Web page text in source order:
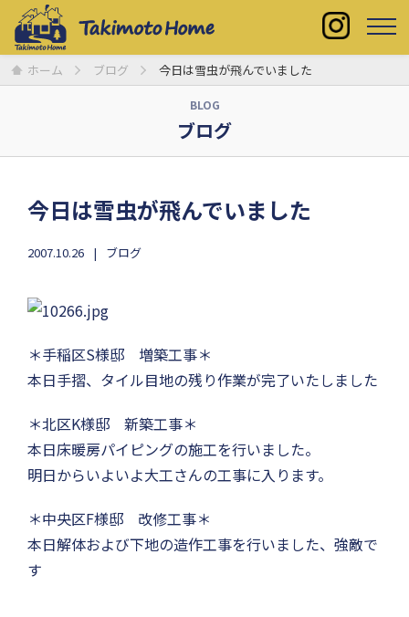
ホーム ブログ 今日は雪虫が飛んでいました
BLOG
ブログ
今日は雪虫が飛んでいました
2007.10.26 ブログ
＊手稲区S様邸 増築工事＊
本日手摺、タイル目地の残り作業が完了いたしました
＊北区K様邸 新築工事＊
本日床暖房パイピングの施工を行いました。
明日からいよいよ大工さんの工事に入ります。
＊中央区F様邸 改修工事＊
本日解体および下地の造作工事を行いました、強敵で
す